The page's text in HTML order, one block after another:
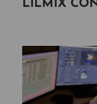
LILMIX